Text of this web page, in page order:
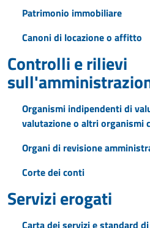
Patrimonio immobiliare
Canoni di locazione o affitto
Controlli e rilievi
Organismi indipendenti di
valutazione o altri organismi
Organi di revisione
Corte dei conti
Servizi erogati
Carta dei servizi e standard